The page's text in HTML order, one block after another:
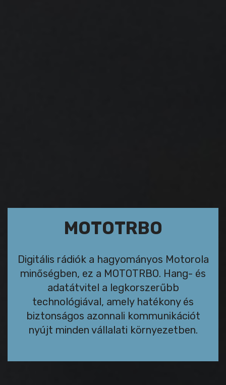
MOTOTRBO
Digitális rádiók a hagyományos Motorola
minőségben, ez a MOTOTRBO. Hang- és
adatátvitel a legkorszerűbb
technológiával, amely hatékony és
biztonságos azonnali kommunikációt
nyújt minden vállalati környezetben.